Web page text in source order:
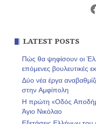
LATEST POSTS
Πώς θα ψηφίσουν οι
επόμενες βουλευτικές
Δύο νέα έργα
στην Αμφίπολη
Η πρώτη «Οδός
Άγιο Νικόλαο